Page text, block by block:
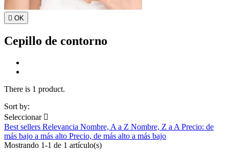
 OK
Cepillo de contorno
There is 1 product.
Sort by:
Seleccionar 
Best sellers Relevancia Nombre, A a Z Nombre, Z a A Precio: de
más bajo a más alto Precio, de más alto a más bajo
Mostrando 1-1 de 1 artículo(s)